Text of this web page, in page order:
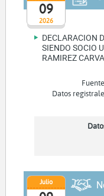
2026
09
DECLARACION
SIENDO SOCIO
RAMIREZ
Datos
Julio